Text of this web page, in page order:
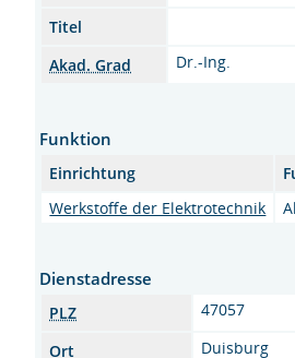
Titel
Akad. Grad
Dr.-Ing.
Funktion
Einrichtung
Werkstoffe der Elektrotechnik
Dienstadresse
PLZ
47057
Ort
Duisburg